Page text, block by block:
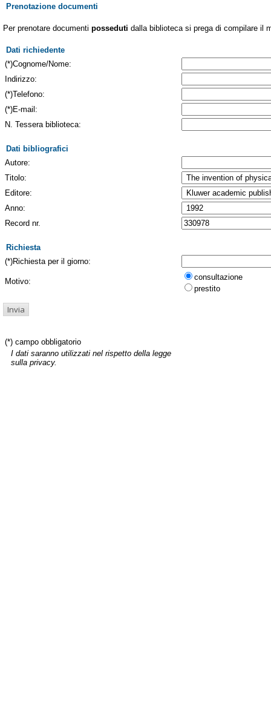
Prenotazione documenti
Per prenotare documenti posseduti dalla biblioteca si prega di compilare il
Dati richiedente
(*)Cognome/Nome:
Indirizzo:
(*)Telefono:
(*)E-mail:
N. Tessera biblioteca:
Dati bibliografici
Autore:
Titolo:
Editore:
Anno:
Record nr.
Richiesta
(*)Richiesta per il giorno:
Motivo:
consultazione
prestito
(*) campo obbligatorio
I dati saranno utilizzati nel rispetto della legge
sulla privacy.